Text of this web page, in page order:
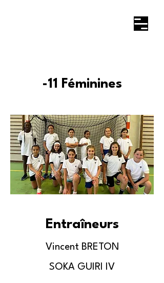
-11 Féminines
Entraîneurs
Vincent BRETON
SOKA GUIRI IV